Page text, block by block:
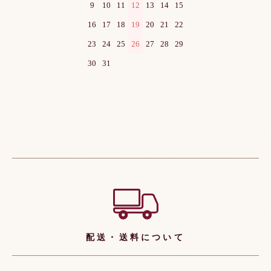
9 10 11 12 13 14 15
16 17 18 19 20 21 22
23 24 25 26 27 28 29
30 31
配送・送料について